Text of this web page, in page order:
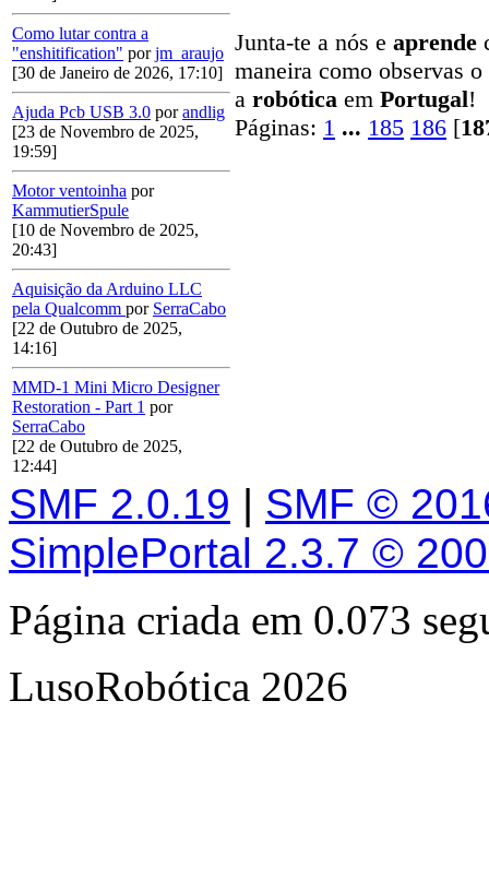
Como lutar contra a
"enshitification" porjm_araujo
[30 de Janeiro de 2026, 17:10]
Ajuda Pcb USB 3.0 porandlig
[23 de Novembro de 2025,
19:59]
Motor ventoinha por
KammutierSpule
[10 de Novembro de 2025,
20:43]
Aquisição da Arduino LLC
pela Qualcomm por SerraCabo
[22 de Outubro de 2025,
14:16]
MMD-1 Mini Micro Designer
Restoration - Part 1 por
SerraCabo
[22 de Outubro de 2025,
12:44]
Junta-te a nós e aprende
maneira como observas
a robótica em Portugal!
Páginas: 1 ... 185 186 [
SMF 2.0.19 | SMF ©
SimplePortal 2.3.7 ©
Página criada em 0.073
LusoRobótica 2026